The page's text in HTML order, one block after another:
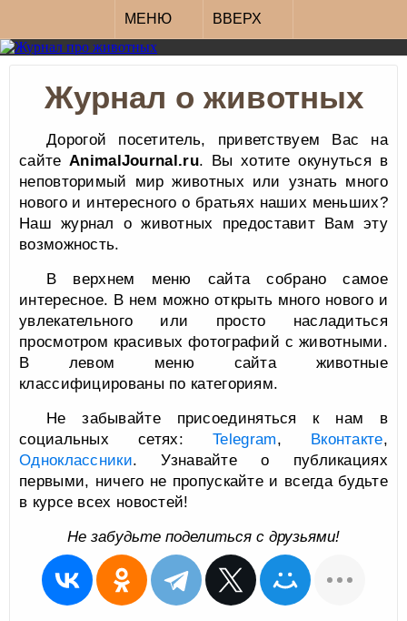
МЕНЮ ВВЕРХ
Журнал о животных
Дорогой посетитель, приветствуем Вас на
сайтеAnimalJournal.ru. Вы хотите окунуться в
неповторимый мир животных или узнать много
нового и интересного о братьях наших меньших?
Наш журнал о животных предоставит Вам эту
возможность.
В верхнем меню сайта собрано самое
интересное. В нем можно открыть много нового и
увлекательного или просто насладиться
просмотром красивых фотографий с животными.
В левом меню сайта животные
классифицированы по категориям.
Не забывайте присоединяться к нам в
социальных сетях:Telegram, Вконтакте,
Одноклассники. Узнавайте о публикациях
первыми, ничего не пропускайте и всегда будьте
в курсе всех новостей!
Не забудьте поделиться с друзьями!